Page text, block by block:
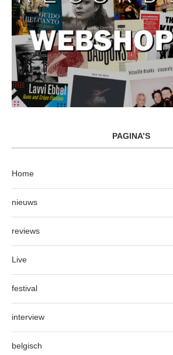
PAGINA’S
Home
nieuws
reviews
Live
festival
interview
belgisch